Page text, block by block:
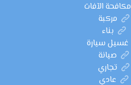
مكافحة الآفات
مركبة
بناء
غسيل سيارة
صيانة
تجاري
عادي